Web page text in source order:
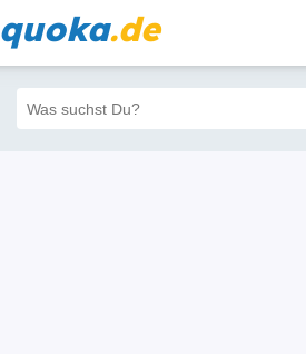
quoka.de
Filter 8 Alle
0